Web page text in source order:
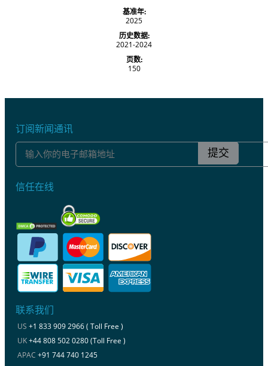
基准年:
2025
历史数据:
2021-2024
页数:
150
订阅新闻通讯
提交
信任在线
联系我们
US +1 833 909 2966 ( Toll Free )
UK+44 808 502 0280 (Toll Free )
APAC +91 744 740 1245